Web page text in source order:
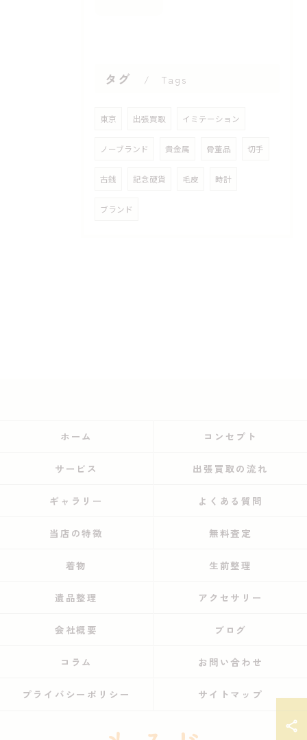
タグ Tags
東京 出張買取 イミテーション
ノーブランド 貴金属 骨董品 切手
古銭 記念硬貨 毛皮 時計
ブランド
ホーム コンセプト
サービス 出張買取の流れ
ギャラリー よくある質問
当店の特徴 無料査定
着物 生前整理
遺品整理 アクセサリー
会社概要 ブログ
コラム お問い合わせ
プライバシーポリシー サイトマップ